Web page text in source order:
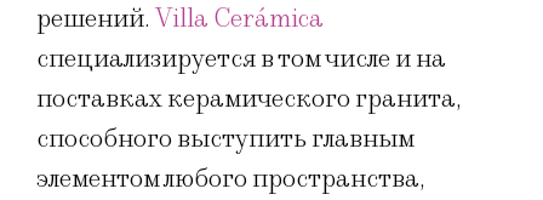
решений.Villa Cerámica
специализируется в том числе и на
поставках керамического гранита,
способного выступить главным
элементом любого пространства,